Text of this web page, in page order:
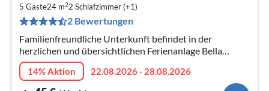
5 Gäste24 m22 Schlafzimmer (+1)
2 Bewertungen
Familienfreundliche Unterkunft befindet in der
herzlichen und übersichtlichen Ferienanlage Bella
Austria inmitten von viel Grün in der wunderschönen
Steiermark in Österreich.
14% Aktion
22.08.2026 - 28.08.2026